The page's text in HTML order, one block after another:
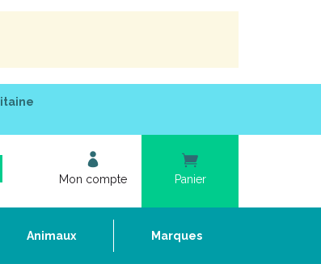
Mon compte Panier
Animaux Marques